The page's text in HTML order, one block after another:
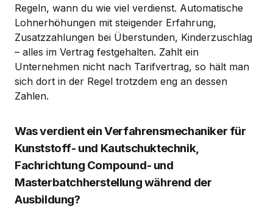
Regeln, wann du wie viel verdienst. Automatische
Lohnerhöhungen mit steigender Erfahrung,
Zusatzzahlungen bei Überstunden, Kinderzuschlag
– alles im Vertrag festgehalten. Zahlt ein
Unternehmen nicht nach Tarifvertrag, so hält man
sich dort in der Regel trotzdem eng an dessen
Zahlen.
Was verdient ein Verfahrensmechaniker für
Kunststoff- und Kautschuktechnik,
Fachrichtung Compound- und
Masterbatchherstellung während der
Ausbildung?